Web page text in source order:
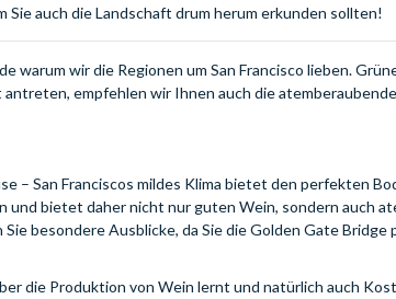
Sie auch die Landschaft drum herum erkunden sollten!
warum wir die Regionen um San Francisco lieben.
empfehlen wir Ihnen auch die
– San Franciscos mildes Klima bietet den perfekten
und bietet daher nicht nur guten Wein, sondern auch
besondere Ausblicke, da Sie die Golden Gate Bridge
die Produktion von Wein lernt und natürlich auch